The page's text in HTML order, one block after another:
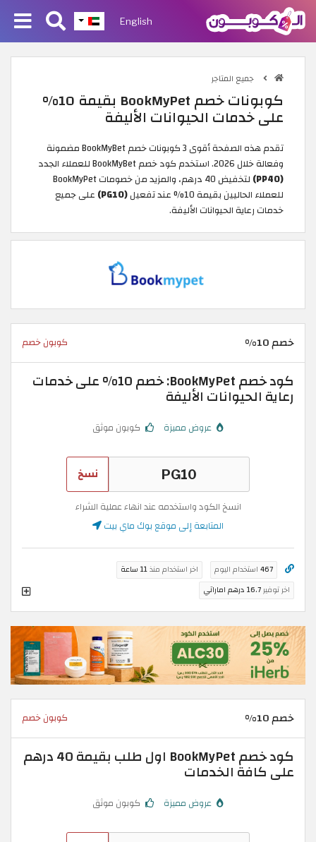
English
جميع المتاجر
كوبونات خصم BookMyPet بقيمة 10%
على خدمات الحيوانات الأليفة
تقدم هذه الصفحة أقوى 3 كوبونات خصم BookMyBet مضمونة
وفعالة خلال 2026. استخدم كود خصم BookMyBet للعملاء الجدد
(PP40)
لتخفيض 40 درهم، والمزيد من خصومات BookMyPet
للعملاء الحاليين بقيمة 10% عند تفعيل
(PG10)
على جميع
خدمات رعاية الحيوانات الأليفة.
خصم 10% كوبون خصم
كود خصم BookMyPet: خصم 10% على خدمات
رعاية الحيوانات الأليفة
عروض مميزة كوبون موثق
نسخ
انسخ الكود واستخدمه عند انهاء عملية الشراء
المتابعة إلى موقع بوك ماي بيت
467 استخدام اليوم اخر استخدام منذ11 ساعة
اخر توفير16.7 درهم اماراتي
خصم 10% كوبون خصم
كود خصم BookMyPet اول طلب بقيمة 40 درهم
على كافة الخدمات
عروض مميزة كوبون موثق